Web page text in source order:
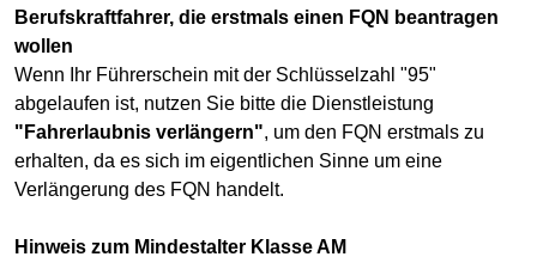
Berufskraftfahrer, die erstmals einen FQN beantragen
wollen
Wenn Ihr Führerschein mit der Schlüsselzahl "95"
abgelaufen ist, nutzen Sie bitte die Dienstleistung
"Fahrerlaubnis verlängern", um den FQN erstmals zu
erhalten, da es sich im eigentlichen Sinne um eine
Verlängerung des FQN handelt.
Hinweis zum Mindestalter Klasse AM